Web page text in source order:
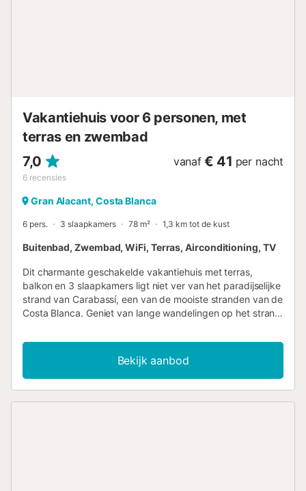
Torrevieja ligt op slechts 20 minuten rijden. Het biedt
geweldige winkelmogelijkheden, zoals het winkelcentrum
'...
Vakantiehuis voor 6 personen, met
terras en zwembad
7,0
6 recensies
vanaf € 41 per nacht
Gran Alacant, Costa Blanca
6 pers. 3 slaapkamers 78 m² 1,3 km tot de kust
Buitenbad, Zwembad, WiFi, Terras, Airconditioning, TV
Dit charmante geschakelde vakantiehuis met terras,
balkon en 3 slaapkamers ligt niet ver van het paradijselijke
strand van Carabassí, een van de mooiste stranden van de
Costa Blanca. Geniet van lange wandelingen op het strand
dennenbossen of doe aan watersporten en drink een
drankje in een van de strandbars. U kunt zich ook
opfrissen met een duik in het gemeenschappelijke
zwembad en ontspannen in de zon. Natuurliefhebbers
Bekijk aanbod